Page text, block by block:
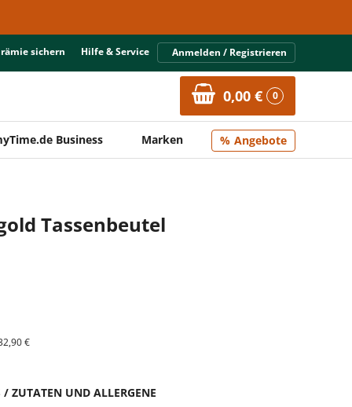
sichern Hilfe & Service Anmelden / Registrieren
0,00 € 0
Business Marken Angebote
Tassenbeutel
€
/ ZUTATEN UND ALLERGENE